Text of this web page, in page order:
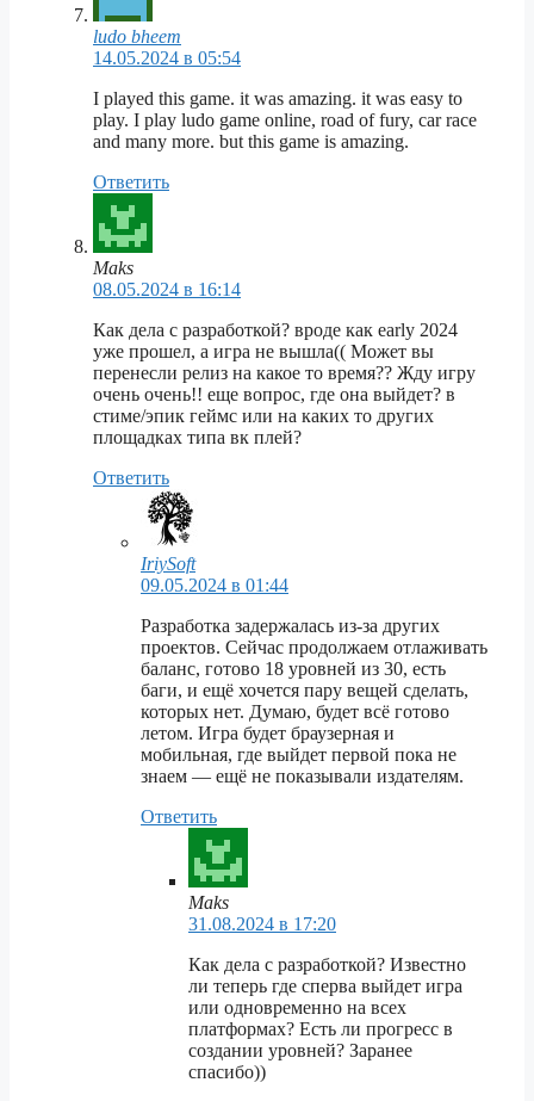
ludo bheem
14.05.2024 в 05:54
I played this game. it was amazing. it was easy to
play. I play ludo game online, road of fury, car race
and many more. but this game is amazing.
Ответить
Maks
08.05.2024 в 16:14
Как дела с разработкой? вроде как early 2024
уже прошел, а игра не вышла(( Может вы
перенесли релиз на какое то время?? Жду игру
очень очень!! еще вопрос, где она выйдет? в
стиме/эпик геймс или на каких то других
площадках типа вк плей?
Ответить
IriySoft
09.05.2024 в 01:44
Разработка задержалась из-за других
проектов. Сейчас продолжаем отлаживать
баланс, готово 18 уровней из 30, есть
баги, и ещё хочется пару вещей сделать,
которых нет. Думаю, будет всё готово
летом. Игра будет браузерная и
мобильная, где выйдет первой пока не
знаем — ещё не показывали издателям.
Ответить
Maks
31.08.2024 в 17:20
Как дела с разработкой? Известно
ли теперь где сперва выйдет игра
или одновременно на всех
платформах? Есть ли прогресс в
создании уровней? Заранее
спасибо))